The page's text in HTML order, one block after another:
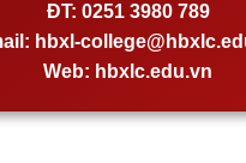
ĐT: 0251 3980 789
hbxl-
Web: hbxlc.edu.vn